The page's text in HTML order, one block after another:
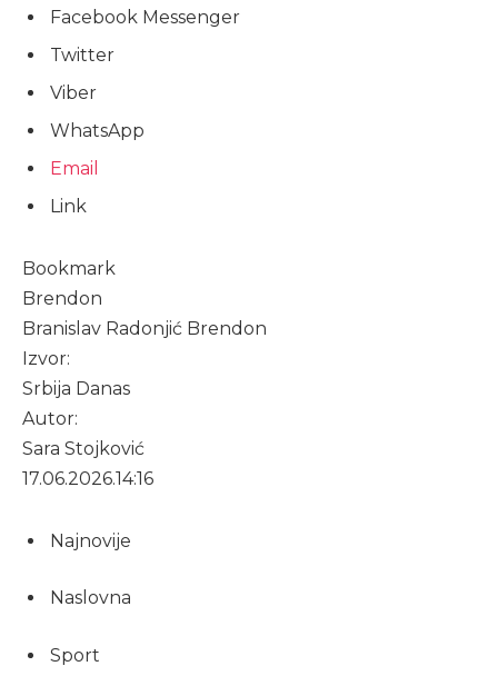
Facebook Messenger
Twitter
Viber
WhatsApp
Email
Link
Bookmark
Brendon
Branislav Radonjić Brendon
Izvor:
Srbija Danas
Autor:
Sara Stojković
17.06.2026.14:16
Najnovije
Naslovna
Sport